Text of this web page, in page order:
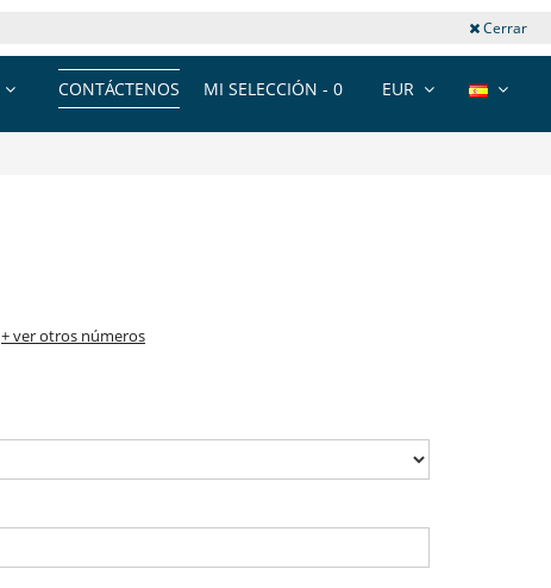
Cerrar
EUR
MI SELECCIÓN - 0
CONTÁCTENOS
+ ver otros números